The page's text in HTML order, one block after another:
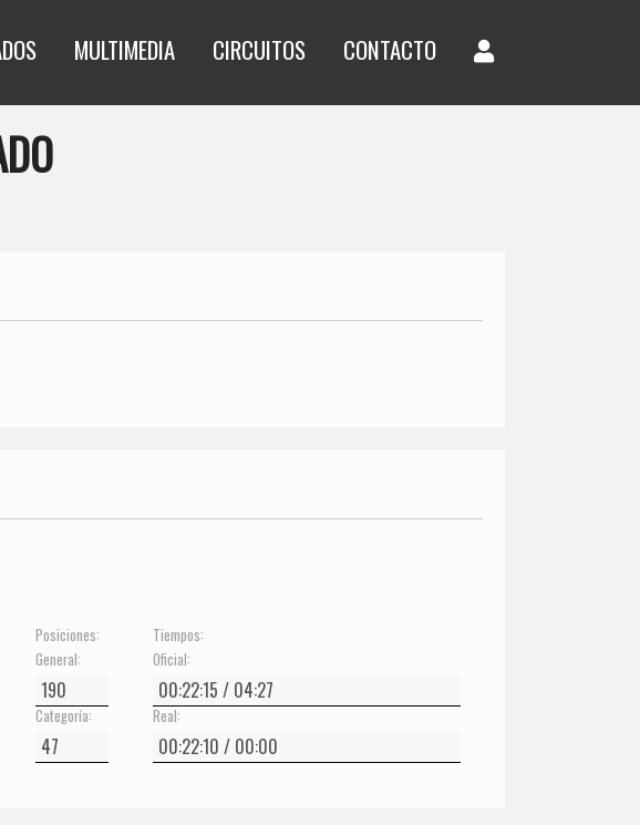
MULTIMEDIA CIRCUITOS CONTACTO
Posiciones:
General:
Categoría:
Tiempos:
Oficial:
Real: